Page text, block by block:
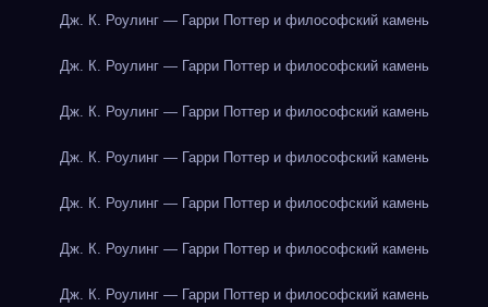
Дж. К. Роулинг — Гарри Поттер и философский камень
Дж. К. Роулинг — Гарри Поттер и философский камень
Дж. К. Роулинг — Гарри Поттер и философский камень
Дж. К. Роулинг — Гарри Поттер и философский камень
Дж. К. Роулинг — Гарри Поттер и философский камень
Дж. К. Роулинг — Гарри Поттер и философский камень
Дж. К. Роулинг — Гарри Поттер и философский камень